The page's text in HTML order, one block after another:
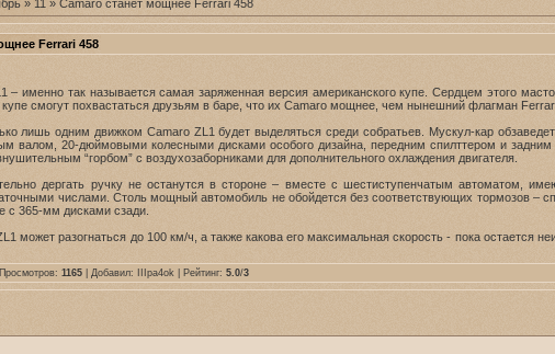
» 11 » Camaro станет мощнее Ferrari 458
Ferrari 458
– именно так называется самая заряженная версия американского купе. Сердцем этого
смогут похвастаться друзьям в баре, что их Camaro мощнее, чем нынешний флагман Ferrari
лишь одним движком Camaro ZL1 будет выделяться среди собратьев. Мускул-кар
валом, 20-дюймовыми колесными дисками особого дизайна, передним спилттером и
“горбом” с воздухозаборниками для дополнительного охлаждения двигателя.
дергать ручку не останутся в стороне – вместе с шестиступенчатым автоматом,
числами. Столь мощный автомобиль не обойдется без соответствующих тормозов –
с 365-мм дисками сзади.
может разогнаться до 100 км/ч, а также какова его максимальная скорость - пока остается
|Просмотров: 1165 | Добавил: IIIpa4ok | Рейтинг: 5.0/3